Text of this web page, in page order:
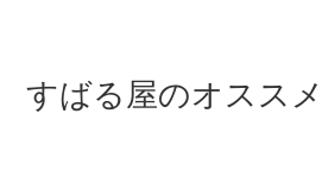
すばる屋のオスス